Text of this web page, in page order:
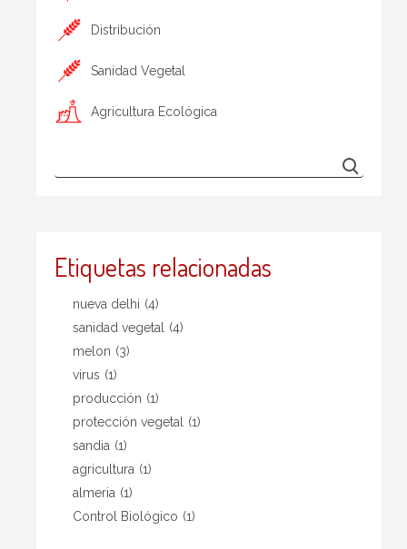
Distribución
Sanidad Vegetal
Agricultura Ecológica
Etiquetas relacionadas
nueva delhi (4)
sanidad vegetal
(4)
melon (3)
virus (1)
producción (1)
protección vegetal
(1)
sandia (1)
agricultura (1)
almeria (1)
Control Biológico (1)